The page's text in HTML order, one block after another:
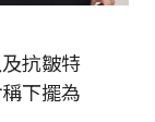
抗皺特
下擺為